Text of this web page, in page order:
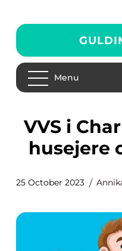
Menu
VVS i Charlottenlund til
husejere
25 October 2023